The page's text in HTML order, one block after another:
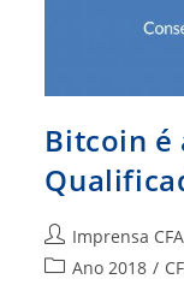
Bitcoin é
Autor
do
Imprensa CFA
Categoria
Ano 2018 /